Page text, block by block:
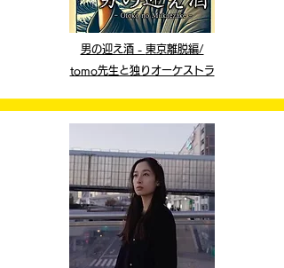
男の迎え酒 - 東京離脱編/
tomo先生と独りオーケストラ